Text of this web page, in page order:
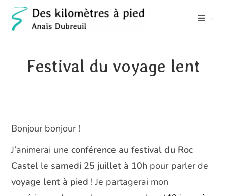
Skip
content
-
Festival du voyage lent
Bonjour bonjour !
J’animerai uneconférence au festival du Roc
Castel le samedi 25 juillet à 10h pour parler de
voyage lent à pied ! Je partagerai mon